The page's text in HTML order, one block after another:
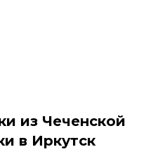
из Чеченской
в Иркутск